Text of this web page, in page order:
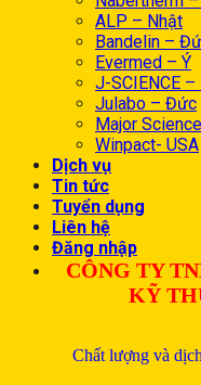
ALP – Nhật
Bandelin –
Evermed – Ý
J-SCIENCE –
Julabo – Đức
Major
Winpact- USA
Dịch vụ
Tin tức
Tuyển dụng
Liên hệ
Đăng nhập
CÔNG TY
KỸ
Chất lượng và